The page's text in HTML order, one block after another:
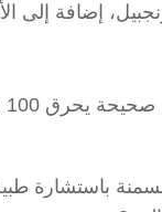
إضافة إلى
باستشارة